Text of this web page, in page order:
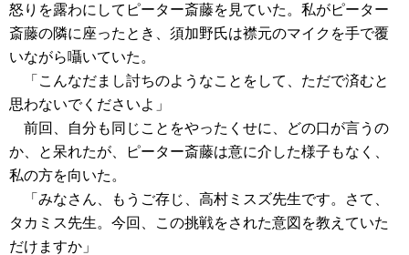
怒りを露わにしてピーター斎藤を見ていた。私がピーター
斎藤の隣に座ったとき、須加野氏は襟元のマイクを手で覆
いながら囁いていた。
「こんなだまし討ちのようなことをして、ただで済むと
思わないでくださいよ」
前回、自分も同じことをやったくせに、どの口が言うの
か、と呆れたが、ピーター斎藤は意に介した様子もなく、
私の方を向いた。
「みなさん、もうご存じ、高村ミスズ先生です。さて、
タカミス先生。今回、この挑戦をされた意図を教えていた
だけますか」